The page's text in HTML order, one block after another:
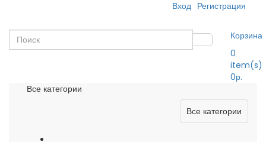
Вход Регистрация
Корзина
0
item(s)
0р.
Все категории
Все категории